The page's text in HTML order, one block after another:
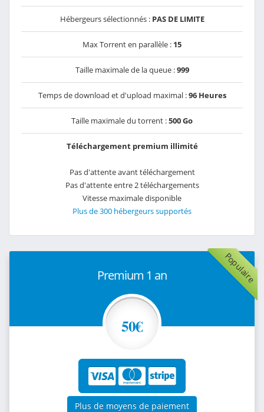
Hébergeurs sélectionnés : PAS DE LIMITE
Max Torrent en parallèle : 15
Taille maximale de la queue :999
Temps de download et d'upload maximal :96 Heures
Taille maximale du torrent :500 Go
Téléchargement premium illimité
Pas d'attente avant téléchargement
Pas d'attente entre 2 téléchargements
Vitesse maximale disponible
Plus de 300 hébergeurs supportés
Populaire
Premium 1 an
50€
Plus de moyens de paiement